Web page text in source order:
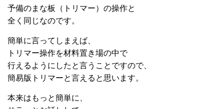
予備のまな板（トリマー）の操作と
全く同じなのです。
簡単に言ってしまえば、
トリマー操作を材料置き場の中で
行えるようにしたと言うことですので、
簡易版トリマーと言えると思います。
本来はもっと簡単に、